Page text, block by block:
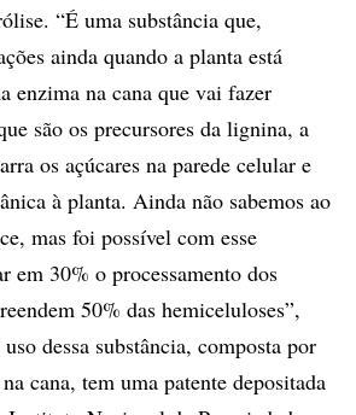
“É uma substância que,
ainda quando a planta está
enzima na cana que vai fazer
são os precursores da lignina, a
os açúcares na parede celular e
à planta. Ainda não sabemos ao
mas foi possível com esse
em 30% o processamento dos
50% das hemiceluloses”,
dessa substância, composta por
cana, tem uma patente depositada